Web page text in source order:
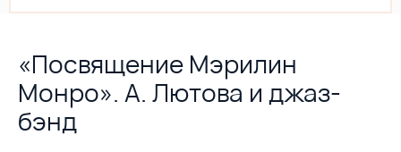
«Посвящение Мэрилин
Монро». А. Лютова и джаз-
бэнд